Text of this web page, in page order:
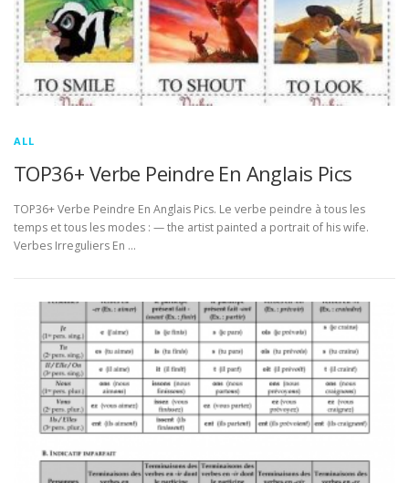
ALL
TOP36+ Verbe Peindre En Anglais Pics
TOP36+ Verbe Peindre En Anglais Pics. Le verbe peindre à tous les
temps et tous les modes : — the artist painted a portrait of his wife.
Verbes Irreguliers En …